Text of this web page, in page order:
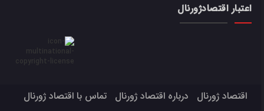
اعتبار اقتصادژورنال
اقتصاد ژورنال درباره اقتصاد ژورنال
تماس با اقتصاد ژورنال